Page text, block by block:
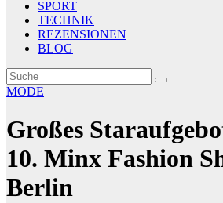
SPORT
TECHNIK
REZENSIONEN
BLOG
MODE
Großes
10. Minx Fashion
Berlin